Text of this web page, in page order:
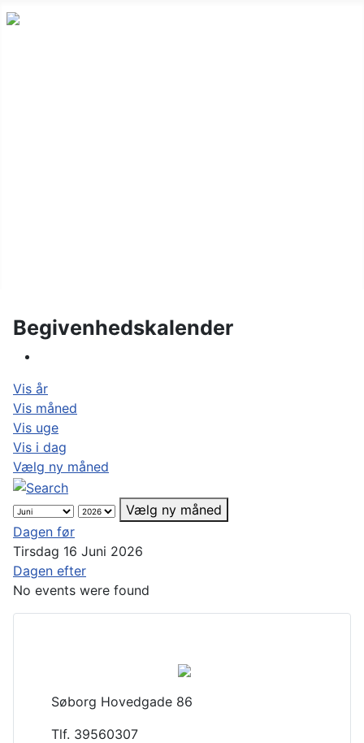
Begivenhedskalender
Vis år
Vis måned
Vis uge
Vis i dag
Vælg ny måned
Vælg ny måned
Dagen før
Tirsdag 16 Juni 2026
Dagen efter
No events were found
Søborg Hovedgade 86
Tlf. 39560307